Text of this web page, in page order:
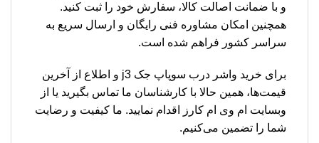
و با ضمانت اصالت کالا، سفارش خود را ثبت کنید.
همچنین امکان مشاوره فنی رایگان و ارسال سریع به
سراسر کشور فراهم شده است.
برای خرید واشر درب سوپاپ جک j3 و اطلاع از آخرین
قیمت‌ها، همین حالا با کارشناسان ما تماس بگیرید یا از
وبسایت ام وی ام کارز اقدام نمایید. ما کیفیت و رضایت
شما را تضمین می‌کنیم.